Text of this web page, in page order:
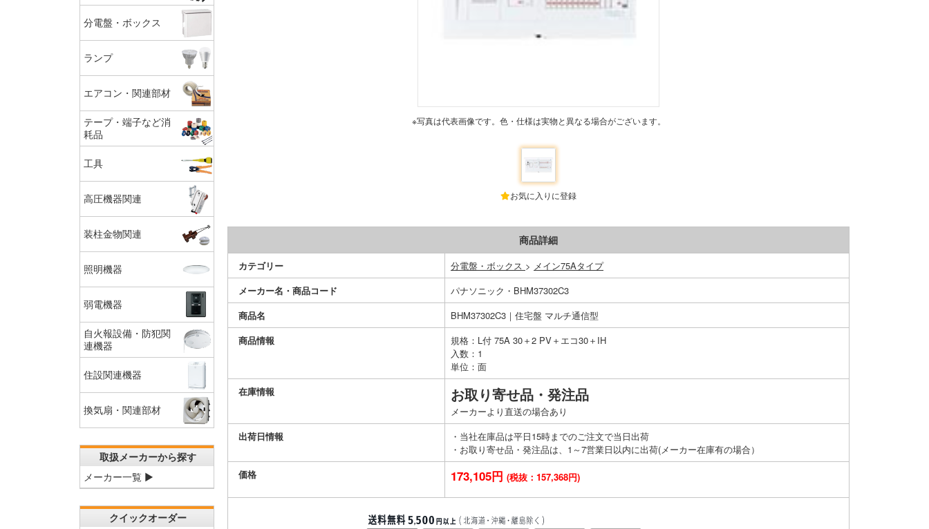
※写真は代表画像です。色・仕様は実物と異なる場合がございます。
お気に入りに登録
商品詳細
カテゴリー 分電盤・ボックス > メイン75Aタイプ
メーカー名・商品コード
パナソニック・BHM37302C3
商品名
BHM37302C3｜住宅盤 マルチ通信型
商品情報
規格：L付 75A 30＋2 PV＋エコ30＋IH
入数：1
単位：面
在庫情報
お取り寄せ品・発注品
メーカーより直送の場合あり
出荷日情報
・当社在庫品は平日15時までのご注文で当日出荷
・お取り寄せ品・発注品は、1～7営業日以内に出荷(メーカー在庫有の場合）
価格
173,105円 (税抜：157,368円)
分電盤・ボックス
ランプ
エアコン・関連部材
テープ・端子など消
耗品
工具
高圧機器関連
装柱金物関連
照明機器
弱電機器
自火報設備・防犯関
連機器
住設関連機器
換気扇・関連部材
取扱メーカーから探す
メーカー一覧 ▶
クイックオーダー